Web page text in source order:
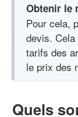
Obtenir le
Pour cela,
devis.
tarifs des
le prix des
Quels